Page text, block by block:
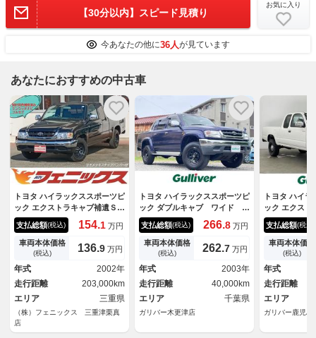
【30分以内】スピード見積り
お気に入り
今あなたの他に36人が見ています
あなたにおすすめの中古車
トヨタ ハイラックススポーツピ
ック エクストラキャブ補遺Ｓ標
準ボディ★ケンウッドナビ★フ
ルセグ★ メッキステップバン
パー トノカバー ＬＥＤヘッ
ドライト ケンウッドメモリー
ナビ フルセグ Ｂｌｕｅｔｏ
ｏｔｈオーディオ デイトナホ
イール メッキバンパー メッ
キミラー キーレス ＬＥＤテ
ール
支払総額(税込) 154.1 万円
車両本体価格
(税込) 136.9 万円
年式
2002年
走行距離
203,000km
エリア
三重県
（株）フェニックス 三重津栗真
店
トヨタ ハイラックススポーツピ
ック ダブルキャブ ワイド Ｐ
ａｎａｓｏｎｉｃ１０インチメ
モリナビ Ｂｌｕｅｔｏｏｔ
ｈ フルセグＴＶ ＣＤ ＤＶ
Ｄ バックカメラ ＥＴＣ Ｓ
ＳＴＤＡＹＴＯＮＡ１６インチ
ＡＷ ドライブレコーダー Ｈ
２４ーＲ８年記録簿
支払総額(税込) 266.8 万円
車両本体価格
(税込) 262.7 万円
年式
2003年
走行距離
40,000km
エリア
千葉県
ガリバー木更津店
トヨタ ハイ
ック エクス
ド 社外ＳＤ
Ｍ Ｂｌｕｅ
セグテレビ
ンルーフ Ｅ
ステアリング
ト リモコン
ントリータイ
支払総額(税込)
車両本体価格
(税込)
年式
走行距離
エリア
ガリバー鹿児島